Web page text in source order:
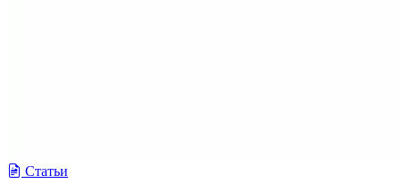
Статьи